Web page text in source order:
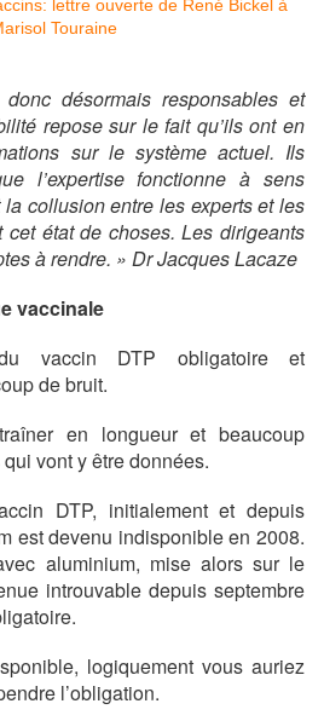
désormais responsables et
repose sur le fait qu’ils ont en
sur le système actuel. Ils
l’expertise fonctionne à sens
collusion entre les experts et les
cet état de choses. Les dirigeants
à rendre. » Dr Jacques Lacaze
vaccinale
du vaccin DTP obligatoire et
de bruit.
en longueur et beaucoup
vont y être données.
DTP, initialement et depuis
est devenu indisponible en 2008.
aluminium, mise alors sur le
introuvable depuis septembre
logiquement vous auriez
l’obligation.